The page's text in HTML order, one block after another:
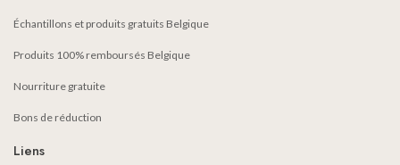
Échantillons et produits gratuits Belgique
Produits 100% remboursés Belgique
Nourriture gratuite
Bons de réduction
Liens